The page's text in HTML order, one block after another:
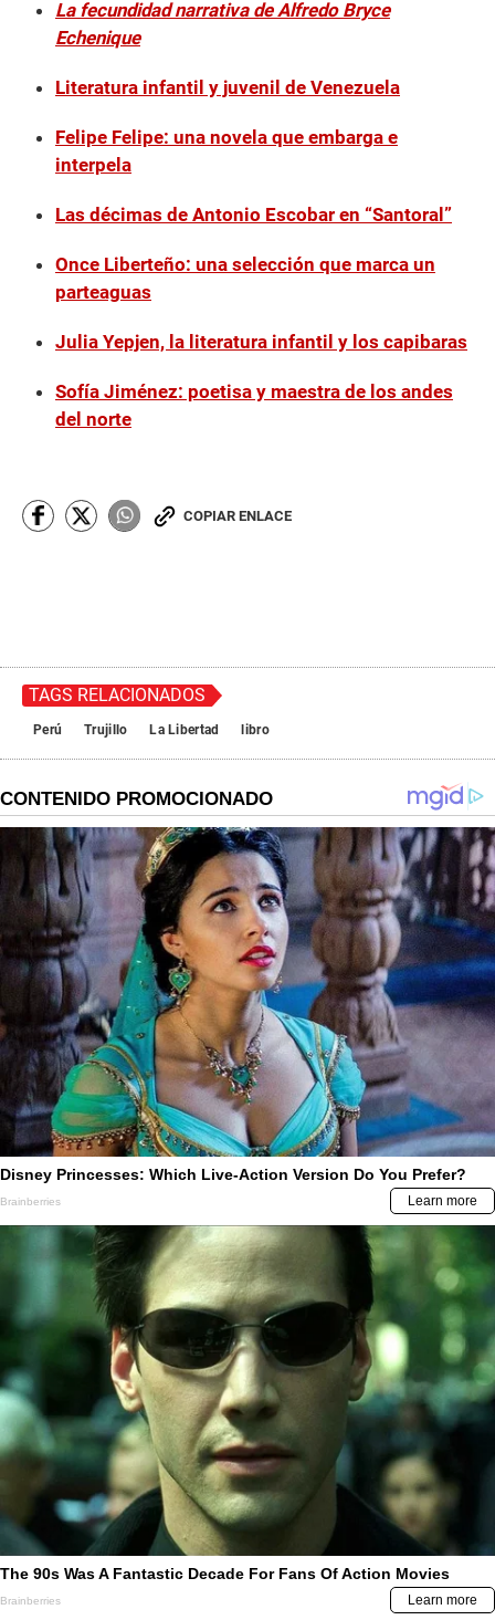
La fecundidad narrativa de Alfredo Bryce
Echenique
Literatura infantil y juvenil de Venezuela
Felipe Felipe: una novela que embarga e
interpela
Las décimas de Antonio Escobar en “Santoral”
Once Liberteño: una selección que marca un
parteaguas
Julia Yepjen, la literatura infantil y los capibaras
Sofía Jiménez: poetisa y maestra de los andes
del norte
COPIAR ENLACE
TAGS RELACIONADOS
Perú Trujillo La Libertad libro